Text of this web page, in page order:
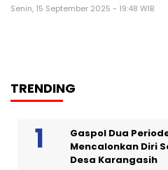
Senin, 15 September 2025 - 19:48 WIB
TRENDING
Gaspol Dua
Mencalonkan Diri
Desa Karangasih